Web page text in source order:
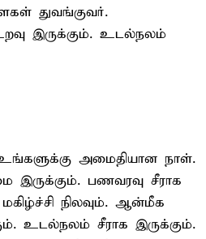
துவங்குவர்.
இருக்கும். உடல்நலம்
அமைதியான நாள்.
இருக்கும். பணவரவு சீராக
மகிழ்ச்சி நிலவும். ஆன்மீக
உடல்நலம் சீராக இருக்கும்.